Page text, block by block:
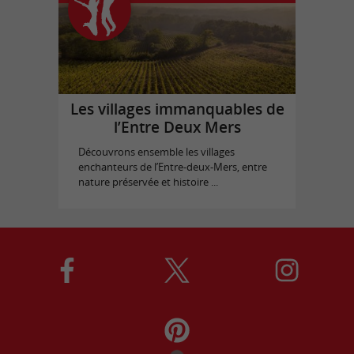
Les villages immanquables de
l’Entre Deux Mers
Découvrons ensemble les villages
enchanteurs de l’Entre-deux-Mers, entre
nature préservée et histoire ...